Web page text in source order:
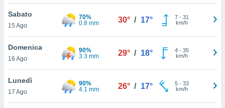
cookie
il tuo
in
Sabato
15 Ago
70%
0.8 mm
30° / 17° 7- 31
km/h
Domenica
16 Ago
90%
3.3 mm
29° / 18° 4- 35
km/h
Lunedì
17 Ago
90%
4.1 mm
26° / 17° 5- 33
km/h